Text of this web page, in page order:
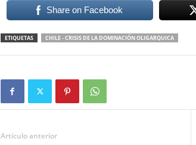
Share on Facebook
ETIQUETAS CHILE - CRISIS DE LA DOMINACIÓN OLIGARQUICA
Artículo anterior